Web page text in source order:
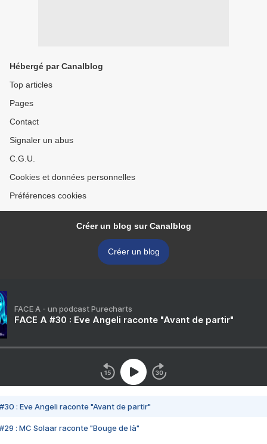
Hébergé par Canalblog
Top articles
Pages
Contact
Signaler un abus
C.G.U.
Cookies et données personnelles
Préférences cookies
Créer un blog sur Canalblog
Créer un blog
FACE A - un podcast Purecharts
FACE A #30 : Eve Angeli raconte "Avant de partir"
#30 : Eve Angeli raconte "Avant de partir"
#29 : MC Solaar raconte "Bouge de là"